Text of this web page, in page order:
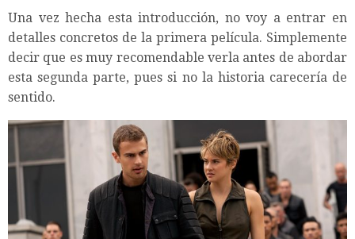
Una vez hecha esta introducción, no voy a entrar en
detalles concretos de la primera película. Simplemente
decir que es muy recomendable verla antes de abordar
esta segunda parte, pues si no la historia carecería de
sentido.